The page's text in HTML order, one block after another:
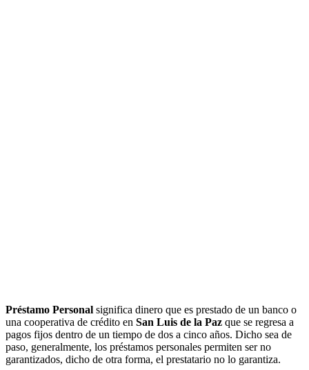
Préstamo Personal significa dinero que es prestado de un banco o
una cooperativa de crédito en San Luis de la Paz que se regresa a
pagos fijos dentro de un tiempo de dos a cinco años. Dicho sea de
paso, generalmente, los préstamos personales permiten ser no
garantizados, dicho de otra forma, el prestatario no lo garantiza.